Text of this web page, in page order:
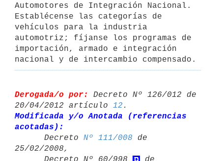
Automotores de Integración Nacional.
Establécense las categorías de
vehículos para la industria
automotriz; fíjanse los programas de
importación, armado e integración
nacional y de intercambio compensado.
Derogada/o por:
Decreto Nº 126/012 de
20/04/2012 artículo 12
Modificada y/o Anotada (referencias
acotadas):
Decreto Nº 111/008 de
25/02/2008,